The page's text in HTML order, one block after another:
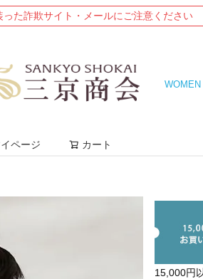
た詐欺サイト・メールにご注意ください
WOMEN
ページ カート
15,000円